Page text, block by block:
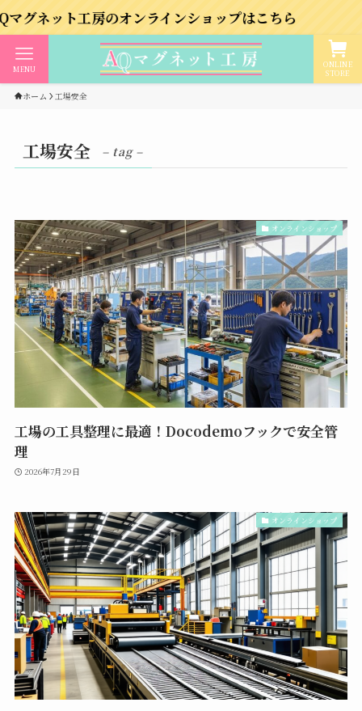
ト工房のオンラインショップはこちら
ONLINE
STORE
MENU
ホーム 工場安全
工場安全 – tag –
オンラインショップ
工場の工具整理に最適！Docodemoフックで安全管
理
2026年7月29日
オンラインショップ